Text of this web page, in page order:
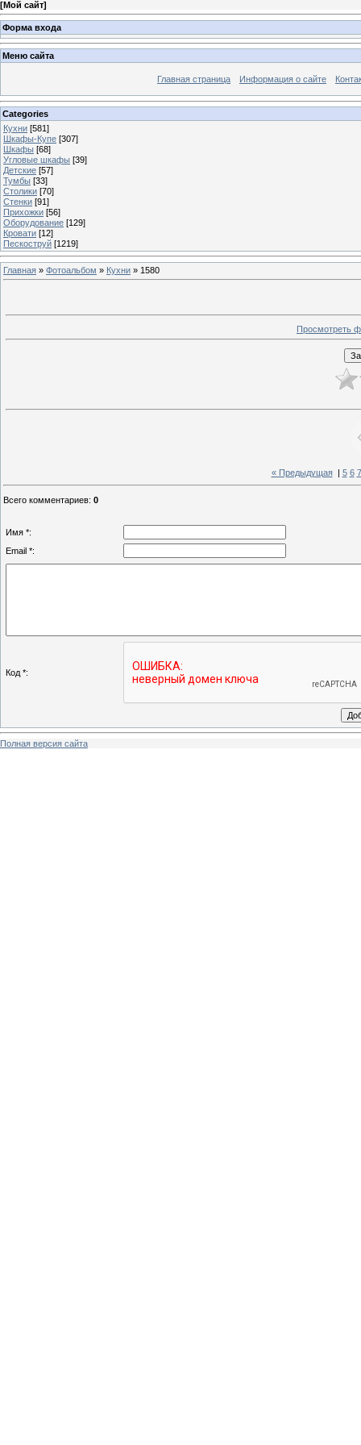
[Мой сайт]
Форма входа
Меню сайта
Главная страница Информация о сайте
Categories
Кухни [581]
Шкафы-Купе [307]
Шкафы [68]
Угловые шкафы [39]
Детские [57]
Тумбы [33]
Столики [70]
Стенки [91]
Прихожки [56]
Оборудование [129]
Кровати [12]
Пескоструй [1219]
Главная » Фотоальбом » Кухни » 1580
Просмотреть
« Предыдущая| 5 6 7
Всего комментариев: 0
Имя *:
Email *:
Код *:
Полная версия сайта